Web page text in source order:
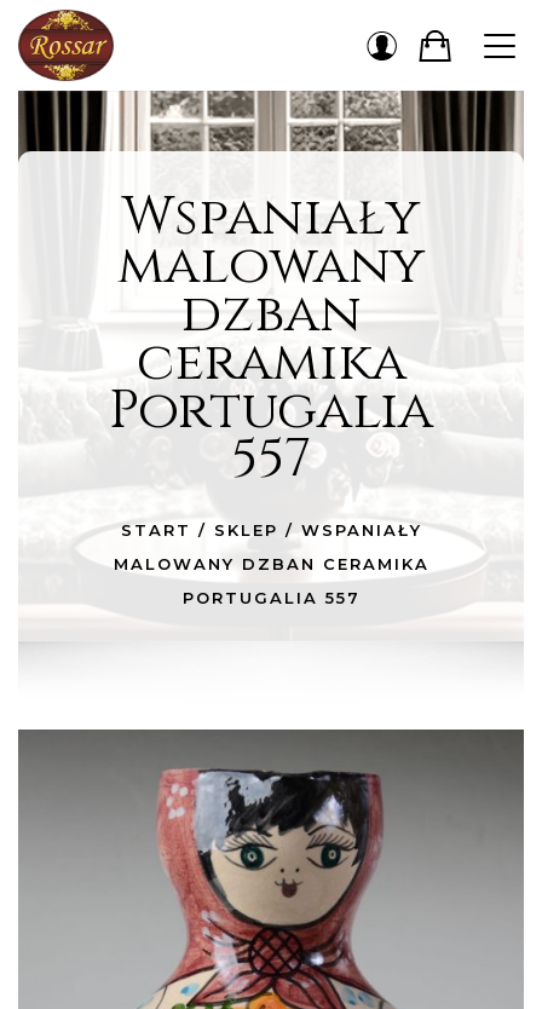
Wspaniały
malowany
dzban
ceramika
Portugalia
557
START / SKLEP / WSPANIAŁY
MALOWANY DZBAN CERAMIKA
PORTUGALIA 557